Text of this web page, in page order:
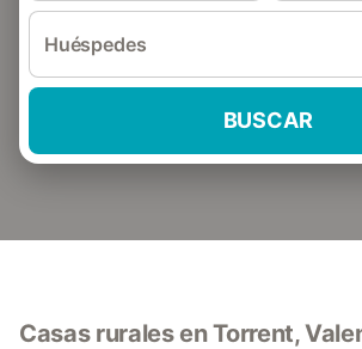
Huéspedes
BUSCAR
Casas rurales en Torrent,